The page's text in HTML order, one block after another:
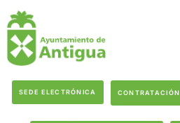
SEDE ELECTRÓNICA CONTRATACIÓN